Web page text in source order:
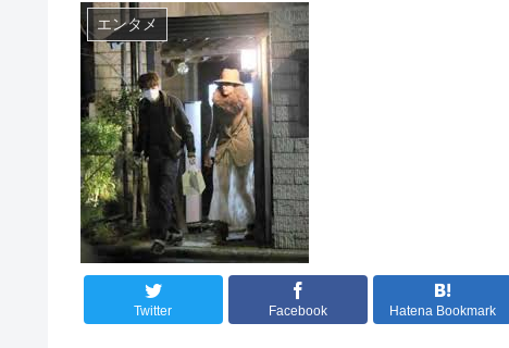
エンタメ
Twitter Facebook Hatena Bookmark